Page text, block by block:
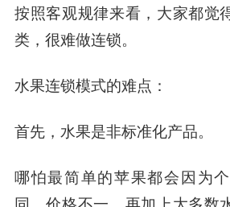
按照客观规律来看，大家都觉
类，很难做连锁。
水果连锁模式的难点：
首先，水果是非标准化产品。
哪怕最简单的苹果都会因为
同，价格不一。再加上大多数